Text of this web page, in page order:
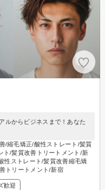
ルからビジネスまで！あなた
/縮毛矯正/酸性ストレート/髪質
ト/髪質改善トリートメント/新
ストレート/髪質改善縮毛矯
トリートメント/新宿
歓迎